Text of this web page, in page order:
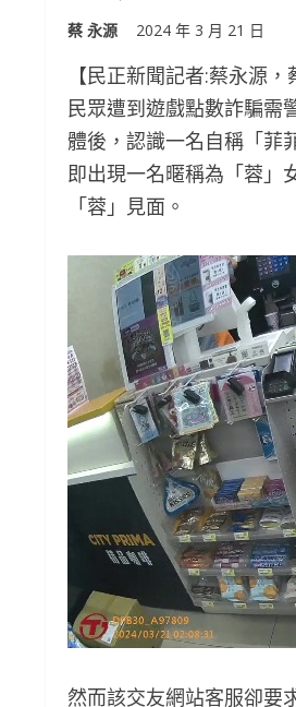
蔡 永源 2024 年 3 月 21 日
【民正新聞記者:蔡永源
民眾遭到遊戲點數詐騙需
體後，認識一名自稱「菲
即出現一名暱稱為「蓉」
「蓉」見面。
然而該交友網站客服卻要